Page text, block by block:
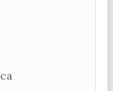
del Mar